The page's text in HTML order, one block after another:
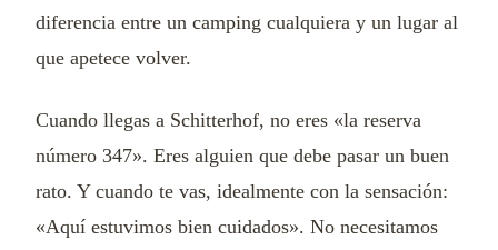
diferencia entre un camping cualquiera y un lugar al
que apetece volver.
Cuando llegas a Schitterhof, no eres «la reserva
número 347». Eres alguien que debe pasar un buen
rato. Y cuando te vas, idealmente con la sensación:
«Aquí estuvimos bien cuidados». No necesitamos